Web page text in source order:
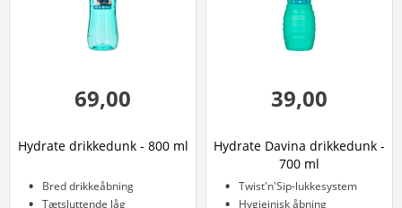
69,00
Hydrate drikkedunk - 800 ml
Bred drikkeåbning
Tætsluttende låg
39,00
Hydrate Davina drikkedunk -
700 ml
Twist'n'Sip-lukkesystem
Hygiejnisk åbning